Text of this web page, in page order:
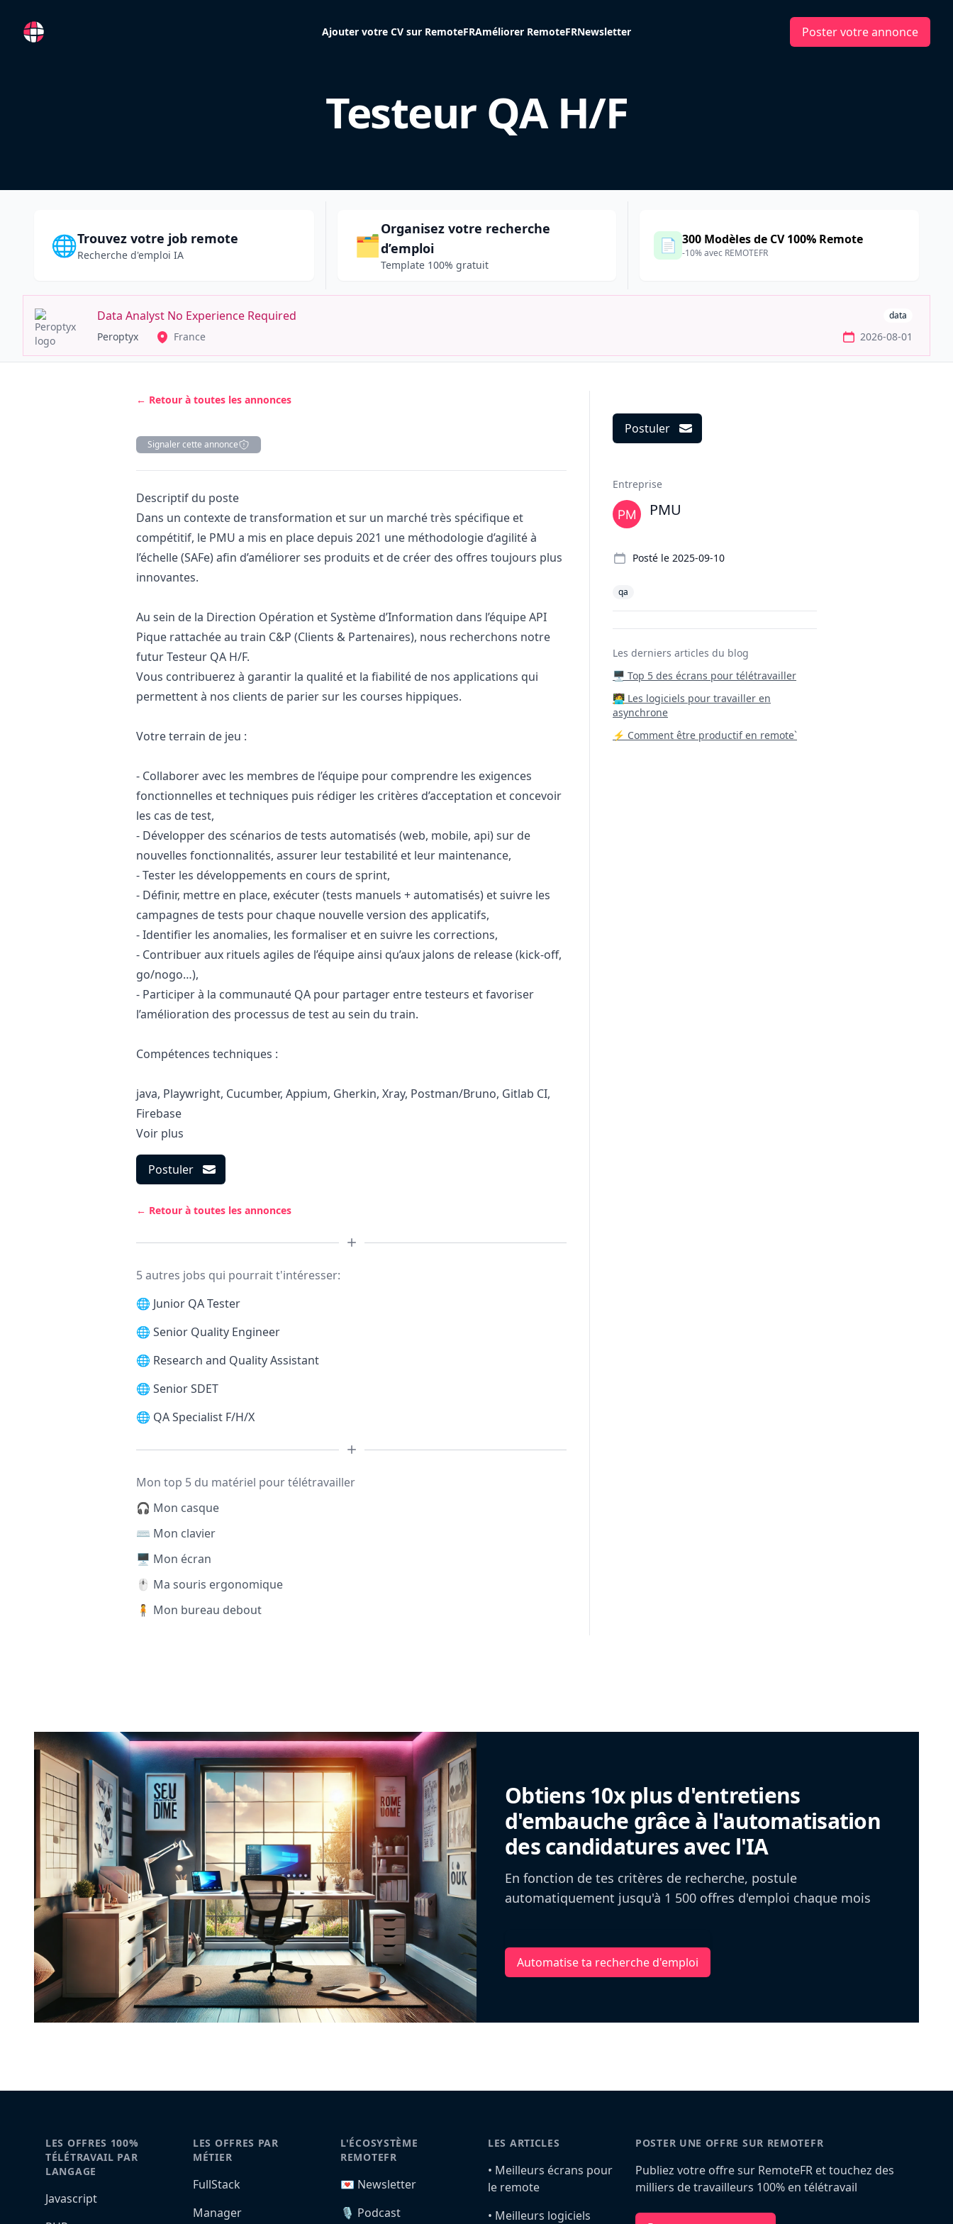
RemoteFR Ajouter votre CV sur RemoteFRAméliorer RemoteFRNewsletter Poster votre annonce
Testeur QA H/F
🌐Trouvez votre job remote
Recherche d'emploi IA 🗂️
Organisez votre recherche
d’emploi
Template 100% gratuit
📄 300 Modèles de CV 100% Remote
-10% avec REMOTEFR
Data Analyst No Experience Required data
Peroptyx France 2026-08-01
← Retour à toutes les annonces
Signaler cette annonce
Description
Descriptif du poste
Dans un contexte de transformation et sur un marché très spécifique et
compétitif, le PMU a mis en place depuis 2021 une méthodologie d’agilité à
l’échelle (SAFe) afin d’améliorer ses produits et de créer des offres toujours plus
innovantes.
Au sein de la Direction Opération et Système d’Information dans l’équipe API
Pique rattachée au train C&P (Clients & Partenaires), nous recherchons notre
futur Testeur QA H/F.
Vous contribuerez à garantir la qualité et la fiabilité de nos applications qui
permettent à nos clients de parier sur les courses hippiques.
Votre terrain de jeu :
- Collaborer avec les membres de l’équipe pour comprendre les exigences
fonctionnelles et techniques puis rédiger les critères d’acceptation et concevoir
les cas de test,
- Développer des scénarios de tests automatisés (web, mobile, api) sur de
nouvelles fonctionnalités, assurer leur testabilité et leur maintenance,
- Tester les développements en cours de sprint,
- Définir, mettre en place, exécuter (tests manuels + automatisés) et suivre les
campagnes de tests pour chaque nouvelle version des applicatifs,
- Identifier les anomalies, les formaliser et en suivre les corrections,
- Contribuer aux rituels agiles de l’équipe ainsi qu’aux jalons de release (kick-off,
go/nogo…),
- Participer à la communauté QA pour partager entre testeurs et favoriser
l’amélioration des processus de test au sein du train.
Compétences techniques :
java, Playwright, Cucumber, Appium, Gherkin, Xray, Postman/Bruno, Gitlab CI,
Firebase
Voir plus
Postuler
← Retour à toutes les annonces
5 autres jobs qui pourrait t'intéresser:
🌐 Junior QA Tester
🌐 Senior Quality Engineer
🌐 Research and Quality Assistant
🌐 Senior SDET
🌐 QA Specialist F/H/X
Mon top 5 du matériel pour télétravailler
🎧 Mon casque
⌨️ Mon clavier
🖥️ Mon écran
🖱️ Ma souris ergonomique
🧍 Mon bureau debout
Postuler
Entreprise
PMU
Posté le 2025-09-10
qa
Les derniers articles du blog
🖥️ Top 5 des écrans pour télétravailler
‍🧑‍💻 Les logiciels pour travailler en
asynchrone
⚡ Comment être productif en remote`
Obtiens 10x plus d'entretiens
d'embauche grâce à l'automatisation
des candidatures avec l'IA
En fonction de tes critères de recherche, postule
automatiquement jusqu'à 1 500 offres d'emploi chaque mois
Automatise ta recherche d'emploi
LES OFFRES 100%
TÉLÉTRAVAIL PAR
LANGAGE
Javascript
LES OFFRES PAR
MÉTIER
FullStack
Manager
L'ÉCOSYSTÈME
REMOTEFR
💌 Newsletter
🎙️ Podcast
LES ARTICLES
•️ Meilleurs écrans pour
le remote
•️ Meilleurs logiciels
POSTER UNE OFFRE SUR REMOTEFR
Publiez votre offre sur RemoteFR et touchez des
milliers de travailleurs 100% en télétravail